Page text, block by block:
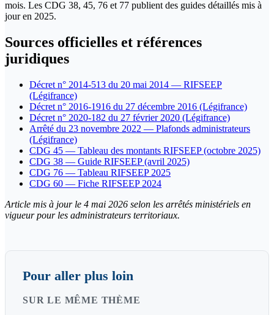
mois. Les CDG 38, 45, 76 et 77 publient des guides détaillés mis à
jour en 2025.
Sources officielles et références
juridiques
Décret n° 2014-513 du 20 mai 2014 — RIFSEEP
(Légifrance)
Décret n° 2016-1916 du 27 décembre 2016 (Légifrance)
Décret n° 2020-182 du 27 février 2020 (Légifrance)
Arrêté du 23 novembre 2022 — Plafonds administrateurs
(Légifrance)
CDG 45 — Tableau des montants RIFSEEP (octobre 2025)
CDG 38 — Guide RIFSEEP (avril 2025)
CDG 76 — Tableau RIFSEEP 2025
CDG 60 — Fiche RIFSEEP 2024
Article mis à jour le 4 mai 2026 selon les arrêtés ministériels en
vigueur pour les administrateurs territoriaux.
Pour aller plus loin
SUR LE MÊME THÈME